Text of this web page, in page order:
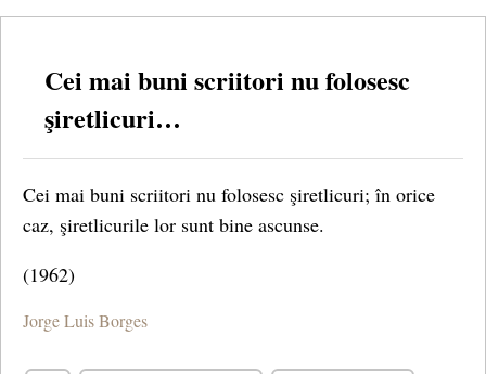
Cei mai buni scriitori nu folosesc
şiretlicuri…
Cei mai buni scriitori nu folosesc şiretlicuri; în orice
caz, şiretlicurile lor sunt bine ascunse.
(1962)
Jorge Luis Borges